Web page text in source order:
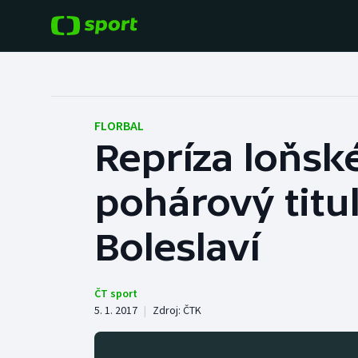
Hokej
Tenis
Atletika
Baseball a softbal
Basketbal
FLORBAL
Repríza
pohárový
Boleslaví
ČT sport
5. 1. 2017 | Zdroj: ČTK